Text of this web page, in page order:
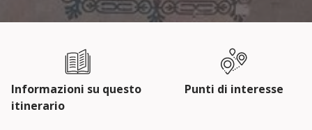
Informazioni su questo
itinerario
Punti di interesse